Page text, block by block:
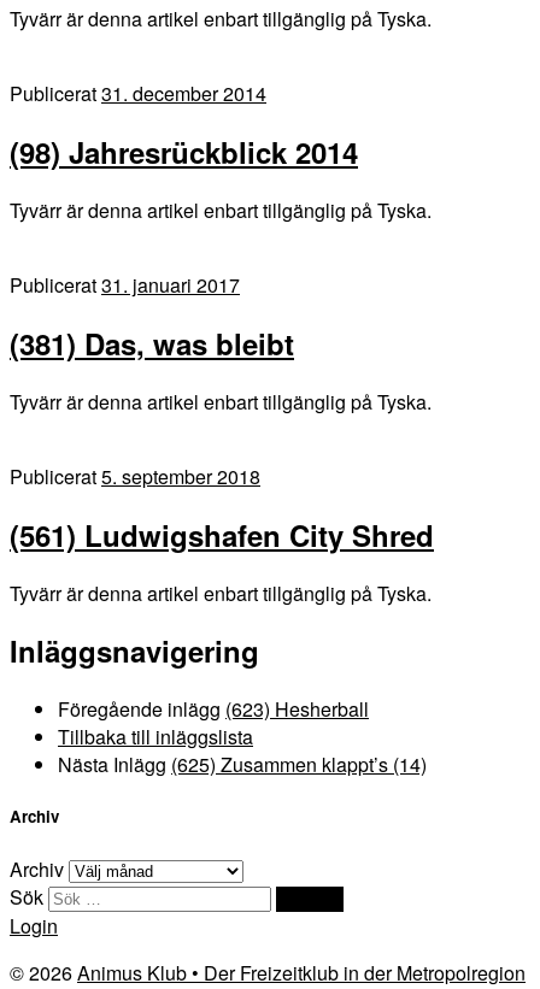
Tyvärr är denna artikel enbart tillgänglig på Tyska.
Publicerat31. december 2014
(98) Jahresrückblick 2014
Tyvärr är denna artikel enbart tillgänglig på Tyska.
Publicerat31. januari 2017
(381) Das, was bleibt
Tyvärr är denna artikel enbart tillgänglig på Tyska.
Publicerat5. september 2018
(561) Ludwigshafen City Shred
Tyvärr är denna artikel enbart tillgänglig på Tyska.
Inläggsnavigering
Föregående inlägg (623) Hesherball
Tillbaka till inläggslista
Nästa Inlägg (625) Zusammen klappt’s (14)
Archiv
Archiv
Sök
Login
© 2026Animus Klub • Der Freizeitklub in der Metropolregion